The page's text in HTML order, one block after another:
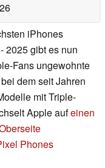
iPhones
2025 gibt es nun
Fans ungewohnte
dem seit Jahren
mit Triple-
Apple aufeinen
Phones